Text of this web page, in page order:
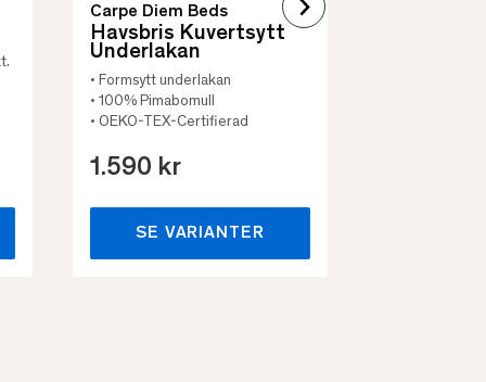
Carpe Diem Beds
Havsbris Kuvertsytt
Underlakan
• Formsytt underlakan
• 100% Pimabomull
• OEKO-TEX-Certifierad
1.590 kr
SE VARIANTER